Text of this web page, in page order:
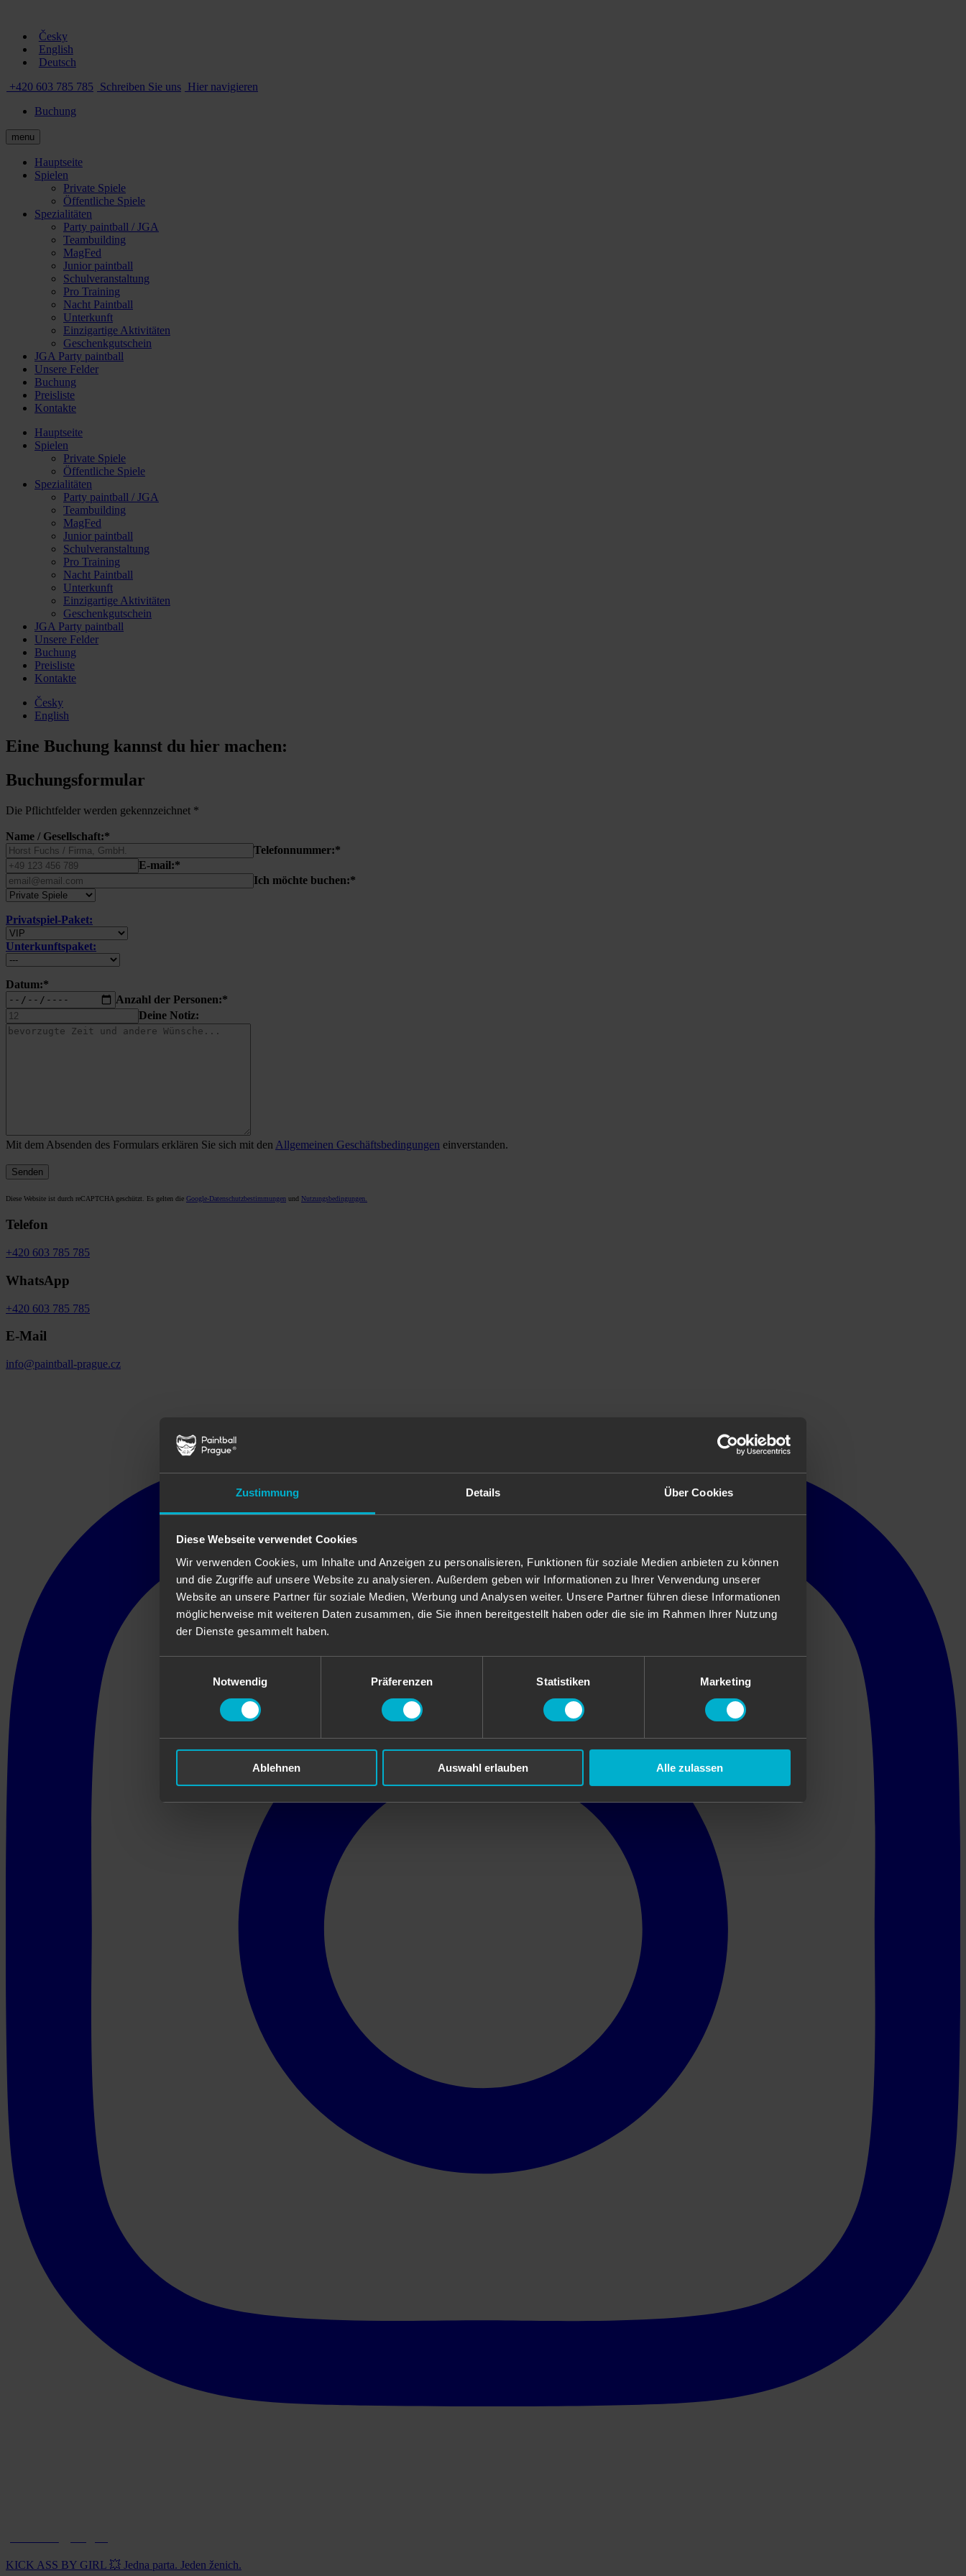
Zustimmung Details Über Cookies
Diese Webseite verwendet Cookies
Wir verwenden Cookies, um Inhalte und Anzeigen zu personalisieren, Funktionen für soziale Medien anbieten zu können
und die Zugriffe auf unsere Website zu analysieren. Außerdem geben wir Informationen zu Ihrer Verwendung unserer
Website an unsere Partner für soziale Medien, Werbung und Analysen weiter. Unsere Partner führen diese Informationen
möglicherweise mit weiteren Daten zusammen, die Sie ihnen bereitgestellt haben oder die sie im Rahmen Ihrer Nutzung
der Dienste gesammelt haben.
Notwendig
Präferenzen Statistiken Marketing
Ablehnen Auswahl erlauben Alle zulassen
Česky
English
Deutsch
+420 603 785 785
Schreiben Sie uns Hier navigieren
Buchung
menu
Hauptseite
Spielen
Private Spiele
Öffentliche Spiele
Spezialitäten
Party paintball / JGA
Teambuilding
MagFed
Junior paintball
Schulveranstaltung
Pro Training
Nacht Paintball
Unterkunft
Einzigartige Aktivitäten
Geschenkgutschein
JGA Party paintball
Unsere Felder
Buchung
Preisliste
Kontakte
Hauptseite
Spielen
Private Spiele
Öffentliche Spiele
Spezialitäten
Party paintball / JGA
Teambuilding
MagFed
Junior paintball
Schulveranstaltung
Pro Training
Nacht Paintball
Unterkunft
Einzigartige Aktivitäten
Geschenkgutschein
JGA Party paintball
Unsere Felder
Buchung
Preisliste
Kontakte
Česky
English
Eine Buchung kannst du hier machen:
Buchungsformular
Die Pflichtfelder werden gekennzeichnet *
Name / Gesellschaft:*
Telefonnummer:*
E-mail:*
Ich möchte buchen:*
Privatspiel-Paket:
Unterkunftspaket:
Datum:*
Anzahl der Personen:*
Deine Notiz:
Mit dem Absenden des Formulars erklären Sie sich mit den Allgemeinen Geschäftsbedingungen einverstanden.
Diese Website ist durch reCAPTCHA geschützt. Es gelten die Google-Datenschutzbestimmungen und Nutzungsbedingungen.
Telefon
+420 603 785 785
WhatsApp
+420 603 785 785
E-Mail
info@paintball-prague.cz
KICK ASS BY GIRL 💥 Jedna parta. Jeden ženich.